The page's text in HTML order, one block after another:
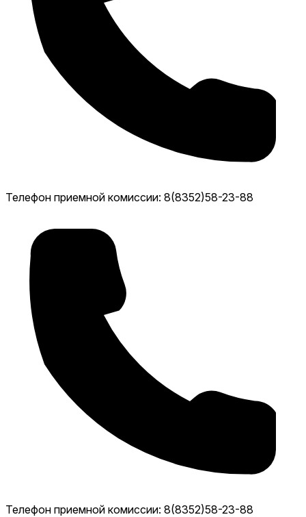
Телефон приемной комиссии: 8(8352)58-23-88
Телефон приемной комиссии: 8(8352)58-23-88